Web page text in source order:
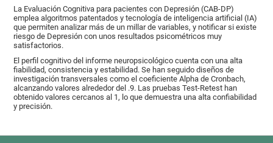
La Evaluación Cognitiva para pacientes con Depresión (CAB-DP)
emplea algoritmos patentados y tecnología de inteligencia artificial (IA)
que permiten analizar más de un millar de variables, y notificar si existe
riesgo de Depresión con unos resultados psicométricos muy
satisfactorios.
El perfil cognitivo del informe neuropsicológico cuenta con una alta
fiabilidad, consistencia y estabilidad. Se han seguido diseños de
investigación transversales como el coeficiente Alpha de Cronbach,
alcanzando valores alrededor del .9. Las pruebas Test-Retest han
obtenido valores cercanos al 1, lo que demuestra una alta confiabilidad
y precisión.